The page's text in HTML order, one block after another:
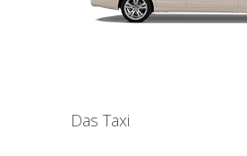
Das Taxi